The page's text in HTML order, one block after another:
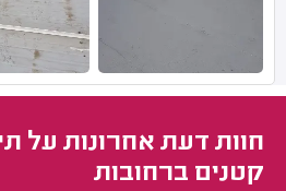
חוות דעת אחרונות על
קטנים ברחובות